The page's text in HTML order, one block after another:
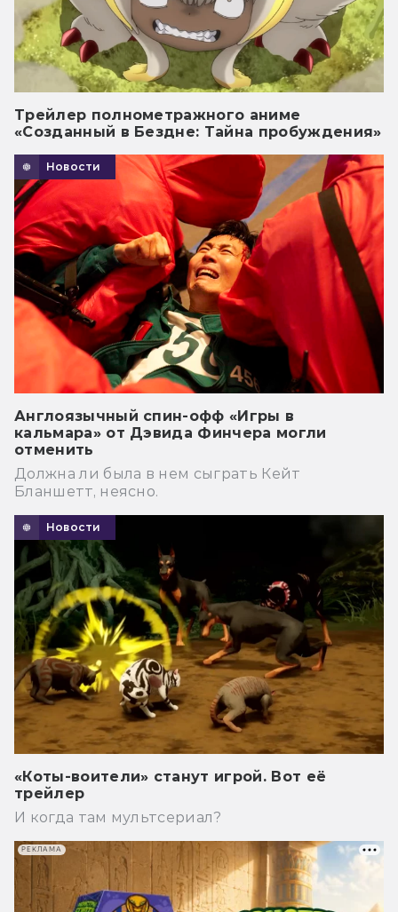
Трейлер полнометражного аниме
«Созданный в Бездне: Тайна пробуждения»
Новости
Англоязычный спин-офф «Игры в
кальмара» от Дэвида Финчера могли
отменить
Должна ли была в нем сыграть Кейт
Бланшетт, неясно.
Новости
«Коты-воители» станут игрой. Вот её
трейлер
И когда там мультсериал?
РЕКЛАМА